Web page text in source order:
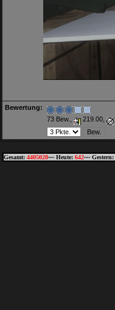
Bewertung:
73 Bew.,
219.00,
Gesamt: 4405028~~ Heute: 642~~ Gestern: